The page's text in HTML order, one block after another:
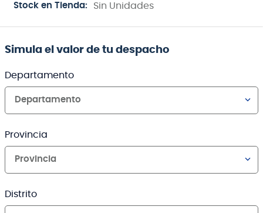
Stock en Tienda: Sin Unidades
Simula el valor de tu despacho
Departamento
Departamento
Provincia
Provincia
Distrito